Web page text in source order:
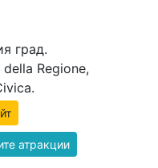
град.
Regione,
атракции